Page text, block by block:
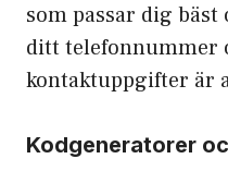
som passar dig
ditt telefonnummer
kontaktuppgifter är
Kodgeneratorer